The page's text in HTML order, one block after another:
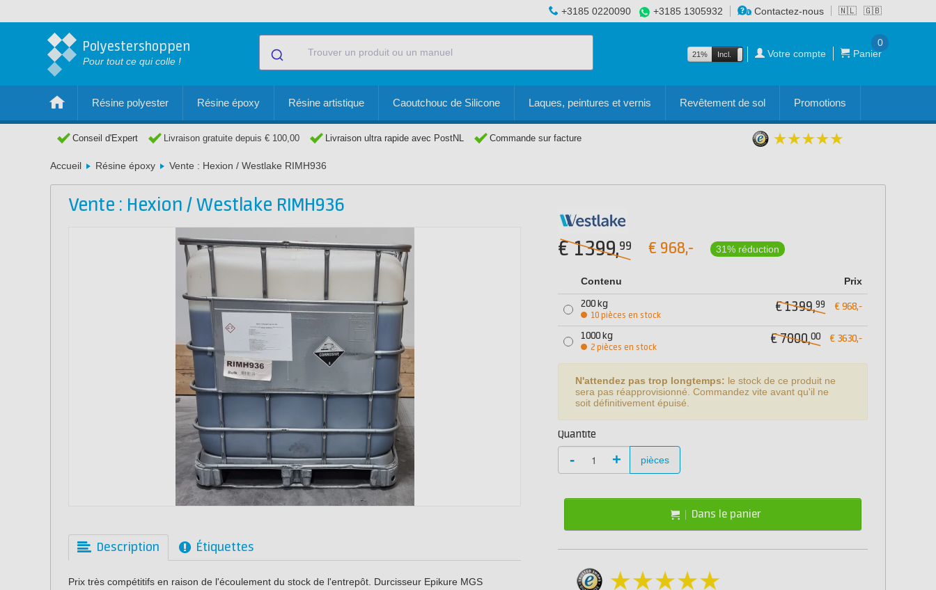
🇳🇱 🇬🇧
+3185 0220090 +3185 1305932 Contactez-nous
Polyestershoppen
Pour tout ce qui colle !
21% Incl. Excl. Votre compte Panier
0
Résine polyester Résine époxy Résine artistique Caoutchouc de Silicone Laques, peintures et vernis Revêtement de sol Promotions
Conseil d'Expert Livraison gratuite depuis € 100,00 Livraison ultra rapide avec PostNL Commande sur facture
Accueil Résine époxy Vente : Hexion / Westlake RIMH936
Vente : Hexion / Westlake RIMH936
Description Étiquettes
Prix très compétitifs en raison de l'écoulement du stock de l'entrepôt. Durcisseur Epikure MGS
€ 968,-
€1399,99 31% réduction
Contenu Prix
200 kg
10 pièces en stock
€ 968,-
€ 1399,99
1000 kg
2 pièces en stock
€ 3630,-
€ 7000,00
N'attendez pas trop longtemps: le stock de ce produit ne
sera pas réapprovisionné. Commandez vite avant qu'il ne
soit définitivement épuisé.
Quantité
- + pièces
Dans le panier